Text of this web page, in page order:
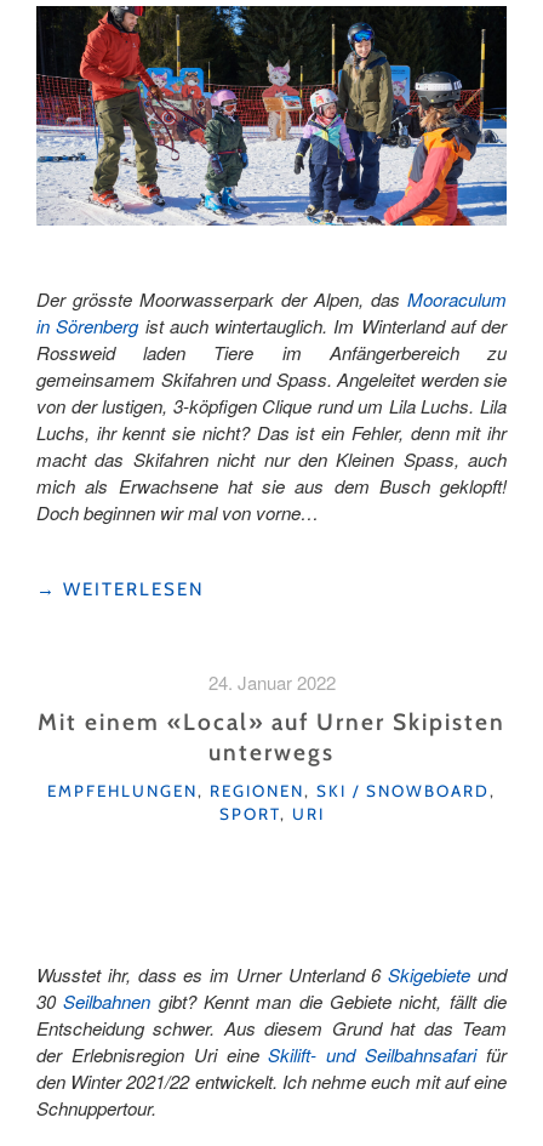
Der grösste Moorwasserpark der Alpen, das Mooraculum
in Sörenbergist auch wintertauglich. Im Winterland auf der
Rossweid laden Tiere im Anfängerbereich zu
gemeinsamem Skifahren und Spass. Angeleitet werden sie
von der lustigen, 3-köpfigen Clique rund um Lila Luchs. Lila
Luchs, ihr kennt sie nicht? Das ist ein Fehler, denn mit ihr
macht das Skifahren nicht nur den Kleinen Spass, auch
mich als Erwachsene hat sie aus dem Busch geklopft!
Doch beginnen wir mal von vorne…
"ACHTUNG,
MIT
IM
SÖRENBERG"
→ WEITERLESEN
24. Januar 2022
Mit einem «Local» auf Urner Skipisten
unterwegs
KATEGORIEN
EMPFEHLUNGEN, REGIONEN, SKI / SNOWBOARD,
SPORT, URI
Wusstet ihr, dass es im Urner Unterland 6Skigebiete und
30Seilbahnen gibt? Kennt man die Gebiete nicht, fällt die
Entscheidung schwer. Aus diesem Grund hat das Team
der Erlebnisregion Uri eineSkilift- und Seilbahnsafarifür
den Winter 2021/22 entwickelt. Ich nehme euch mit auf eine
Schnuppertour.